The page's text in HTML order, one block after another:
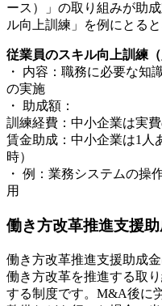
ース）」の取り組みが助
ル向上訓練」を例にとる
従業員のスキル向上訓練
・ 内容：職務に必要な知
の実施
・ 助成額：
訓練経費：中小企業は実費
賃金助成：中小企業は1人
時）
・ 例：業務システムの操
用
働き方改革推進支援
働き方改革推進支援助成
働き方改革を推進する取
する制度です。M&A後に